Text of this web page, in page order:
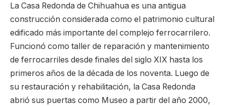
La Casa Redonda de Chihuahua es una antigua
construcción considerada como el patrimonio cultural
edificado más importante del complejo ferrocarrilero.
Funcionó como taller de reparación y mantenimiento
de ferrocarriles desde finales del siglo XIX hasta los
primeros años de la década de los noventa. Luego de
su restauración y rehabilitación, la Casa Redonda
abrió sus puertas como Museo a partir del año 2000,